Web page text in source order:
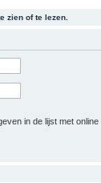
zien of te lezen.
in de lijst met